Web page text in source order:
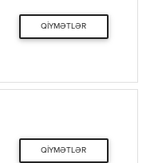
QIYMƏTLƏR
QIYMƏTLƏR